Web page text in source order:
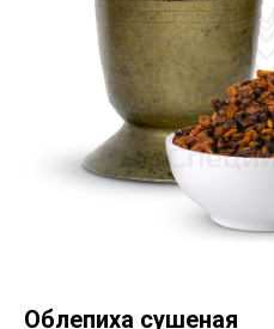
Облепиха сушеная